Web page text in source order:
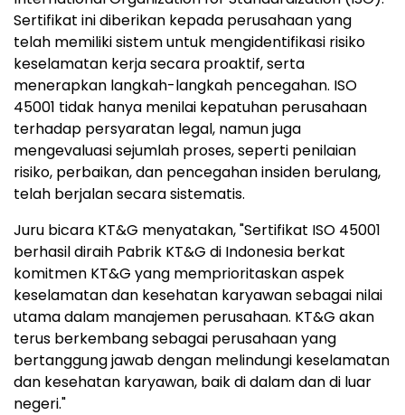
Sertifikat ini diberikan kepada perusahaan yang
telah memiliki sistem untuk mengidentifikasi risiko
keselamatan kerja secara proaktif, serta
menerapkan langkah-langkah pencegahan. ISO
45001 tidak hanya menilai kepatuhan perusahaan
terhadap persyaratan legal, namun juga
mengevaluasi sejumlah proses, seperti penilaian
risiko, perbaikan, dan pencegahan insiden berulang,
telah berjalan secara sistematis.
Juru bicara KT&G menyatakan, "Sertifikat ISO 45001
berhasil diraih Pabrik KT&G di Indonesia berkat
komitmen KT&G yang memprioritaskan aspek
keselamatan dan kesehatan karyawan sebagai nilai
utama dalam manajemen perusahaan. KT&G akan
terus berkembang sebagai perusahaan yang
bertanggung jawab dengan melindungi keselamatan
dan kesehatan karyawan, baik di dalam dan di luar
negeri."